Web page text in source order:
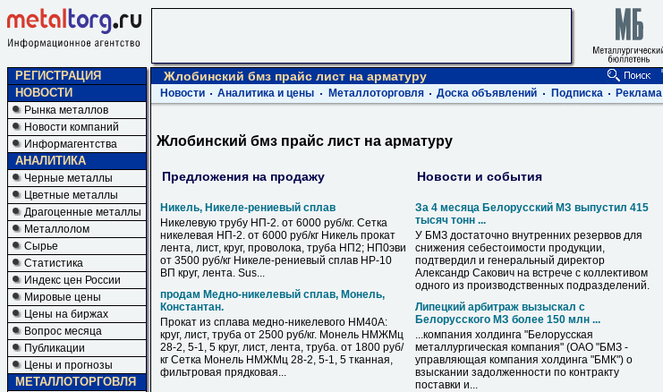
РЕГИСТРАЦИЯ
НОВОСТИ
Рынка металлов
Новости компаний
Информагентства
АНАЛИТИКА
Черные металлы
Цветные металлы
Драгоценные металлы
Металлолом
Сырье
Статистика
Индекс цен России
Мировые цены
Цены на биржах
Вопрос месяца
Публикации
Цены и прогнозы
МЕТАЛЛОТОРГОВЛЯ
Жлобинский бмз прайс лист на арматуру
Новости Аналитика и цены Металлоторговля Доска объявлений Подписка Реклама
Жлобинский бмз прайс лист на арматуру
Предложения на продажу
Никель, Никеле-рениевый сплав
Никелевую трубу НП-2. от 6000 руб/кг. Сетка
никелевая НП-2. от 6000 руб/кг Никель прокат
лента, лист, круг, проволока, труба НП2; НП0эви
от 3500 руб/кг Никеле-рениевый сплав НР-10
ВП круг, лента. Sus...
продам Медно-никелевый сплав, Монель,
Константан.
Прокат из сплава медно-никелевого НМ40А:
круг, лист, труба от 2500 руб/кг. Монель НМЖМц
28-2, 5-1, 5 круг, лист, лента, труба. от 1800 руб/
кг Сетка Монель НМЖМц 28-2, 5-1, 5 тканная,
фильтровая прядковая...
Новости и события
За 4 месяца Белорусский МЗ выпустил 415
тысяч тонн ...
У БМЗ достаточно внутренних резервов для
снижения себестоимости продукции,
подтвердил и генеральный директор
Александр Сакович на встрече с коллективом
одного из производственных подразделений.
Липецкий арбитраж вызыскал с
Белорусского МЗ более 150 млн ...
...компания холдинга "Белорусская
металлургическая компания" (ОАО "БМЗ -
управляющая компания холдинга "БМК") о
взыскании задолженности по контракту
поставки и...